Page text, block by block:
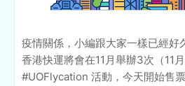
疫情關係，小編跟大家一樣已經好
香港快運將會在11月舉辦3次（11
#UOFlycation 活動，今天開始售